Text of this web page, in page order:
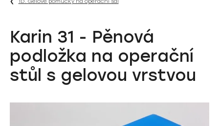
zdravotnictví
od
roku
1990
Karin 31 - Pěnová
podložka na operační
stůl s gelovou vrstvou